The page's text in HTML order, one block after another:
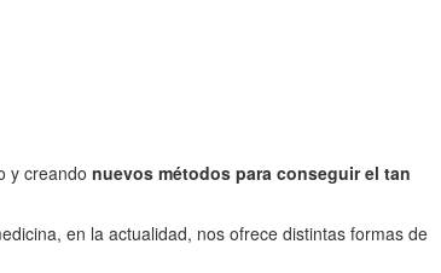
y creando nuevos métodos para conseguir el tan
en la actualidad, nos ofrece distintas formas de